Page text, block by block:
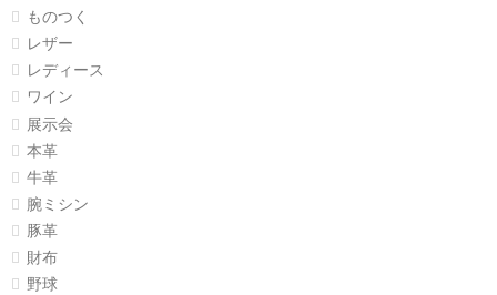
ものつく
レザー
レディース
ワイン
展示会
本革
牛革
腕ミシン
豚革
財布
野球